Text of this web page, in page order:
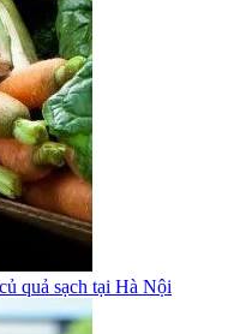
quả sạch tại Hà Nội